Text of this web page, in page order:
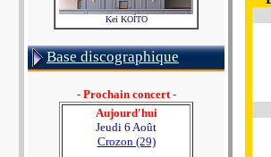
Kei KOÏTO
Base discographique
- Prochain concert -
Aujourd'hui
Jeudi 6 Août
Crozon (29)